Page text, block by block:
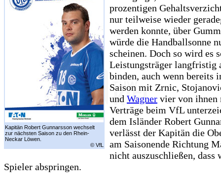
Kapitän Robert Gunnarsson wechselt
zur nächsten Saison zu den Rhein-
Neckar Löwen.
© VfL
prozentigen
nur teilweise wieder
werden konnte, über
würde die Handballsonne
scheinen. Doch so wird es
Leistungsträger langfristig
binden, auch wenn bereits
Saison mit Zrnic,
und Wagner vier von ihnen
Verträge beim VfL
dem Isländer Robert
verlässt der Kapitän die
am Saisonende Richtung
nicht auszuschließen, dass
Spieler abspringen.